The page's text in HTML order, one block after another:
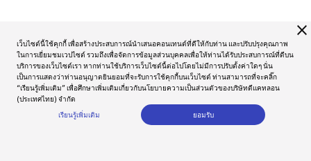
close
เว็บไซต์นี้ใช้คุกกี้ เพื่อสร้างประสบการณ์นำเสนอคอนเทนต์ที่ดีให้กับท่าน และปรับปรุงคุณภาพ
ในการเยี่ยมชมเวปไซต์ รวมถึงเพื่อจัดการข้อมูลส่วนบุคคลเพื่อให้ท่านได้รับประสบการณ์ที่ดีบน
บริการของเว็บไซต์เรา หากท่านใช้บริการเว็บไซต์นี้ต่อไปโดยไม่มีการปรับตั้งค่าใดๆ นั่น
เป็นการแสดงว่าท่านอนุญาตยินยอมที่จะรับการใช้คุกกี้บนเว็บไซต์ ท่านสามารถที่จะคลิ๊ก
“เรียนรู้เพิ่มเติม” เพื่อศึกษาเพิ่มเติมเกี่ยวกับนโยบายความเป็นส่วนตัวของบริษัทดีแคทลอน
(ประเทศไทย) จำกัด
เรียนรู้เพิ่มเติม
ยอมรับ